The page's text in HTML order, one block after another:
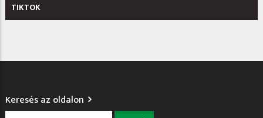
TIKTOK
Keresés az oldalon